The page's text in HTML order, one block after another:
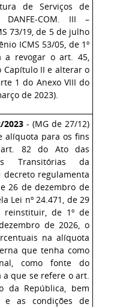
de Serviços de
DANFE-COM. III –
73/19, de 5 de julho
ICMS 53/05, de 1º
a revogar o art. 45,
Capítulo II e alterar o
1 do Anexo VIII do
de 2023).
2023 - (MG de 27/12)
alíquota para os fins
82 do Ato das
Transitórias da
decreto regulamenta
26 de dezembro de
Lei nº 24.471, de 29
reinstituir, de 1º de
de 2026, o
na alíquota
que tenha como
como fonte do
a que se refere o art.
da República, bem
e as condições de